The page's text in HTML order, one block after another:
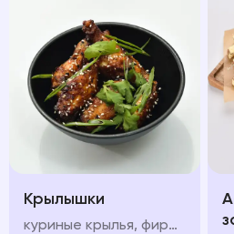
Крылышки
куриные крылья, фирменный соус, кинза